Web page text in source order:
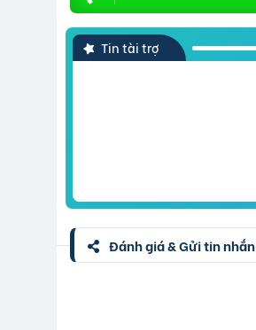
Tin tài trợ
Đánh giá & Gửi tin nhắn